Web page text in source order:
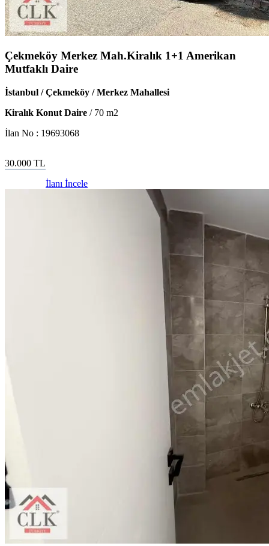
Çekmeköy Merkez Mah.Kiralık 1+1 Amerikan
Mutfaklı Daire
İstanbul / Çekmeköy / Merkez Mahallesi
Kiralık Konut Daire / 70 m2
İlan No : 19693068
30.000 TL
İlanı İncele